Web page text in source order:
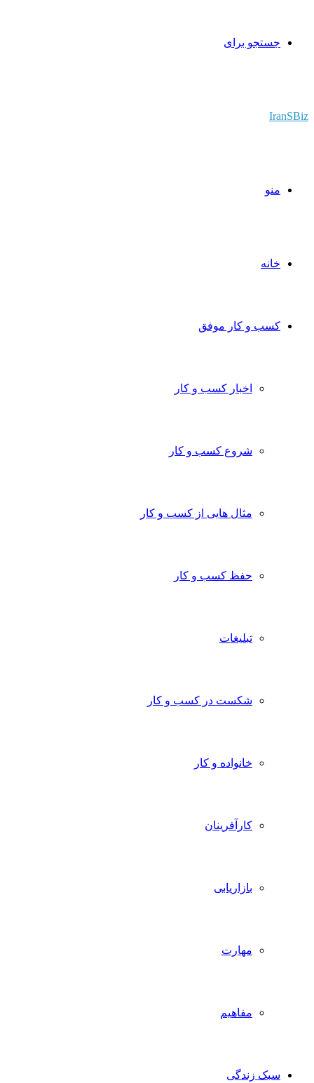
جستجو برای
IranSBiz
منو
خانه
کسب و کار موفق
اخبار کسب و کار
شروع کسب و کار
مثال هایی از کسب و کار
حفظ کسب و کار
تبلیغات
شکست در کسب و کار
خانواده و کار
کارآفرینان
بازاریابی
مهارت
مفاهیم
سبک زندگی